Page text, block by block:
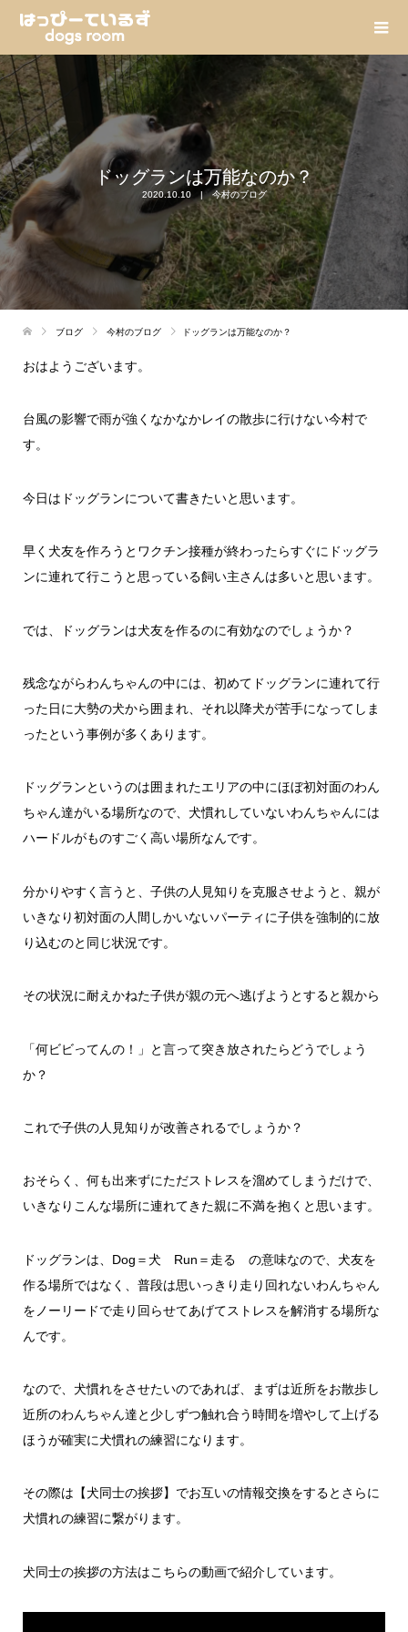
ドッグランは万能なのか？
2020.10.10 今村のブログ
ブログ 今村のブログ ドッグランは万能なのか？
おはようございます。
台風の影響で雨が強くなかなかレイの散歩に行けない今村で
す。
今日はドッグランについて書きたいと思います。
早く犬友を作ろうとワクチン接種が終わったらすぐにドッグラ
ンに連れて行こうと思っている飼い主さんは多いと思います。
では、ドッグランは犬友を作るのに有効なのでしょうか？
残念ながらわんちゃんの中には、初めてドッグランに連れて行
った日に大勢の犬から囲まれ、それ以降犬が苦手になってしま
ったという事例が多くあります。
ドッグランというのは囲まれたエリアの中にほぼ初対面のわん
ちゃん達がいる場所なので、犬慣れしていないわんちゃんには
ハードルがものすごく高い場所なんです。
分かりやすく言うと、子供の人見知りを克服させようと、親が
いきなり初対面の人間しかいないパーティに子供を強制的に放
り込むのと同じ状況です。
その状況に耐えかねた子供が親の元へ逃げようとすると親から
「何ビビってんの！」と言って突き放されたらどうでしょう
か？
これで子供の人見知りが改善されるでしょうか？
おそらく、何も出来ずにただストレスを溜めてしまうだけで、
いきなりこんな場所に連れてきた親に不満を抱くと思います。
ドッグランは、Dog＝犬 Run＝走る の意味なので、犬友を
作る場所ではなく、普段は思いっきり走り回れないわんちゃん
をノーリードで走り回らせてあげてストレスを解消する場所な
んです。
なので、犬慣れをさせたいのであれば、まずは近所をお散歩し
近所のわんちゃん達と少しずつ触れ合う時間を増やして上げる
ほうが確実に犬慣れの練習になります。
その際は【犬同士の挨拶】でお互いの情報交換をするとさらに
犬慣れの練習に繋がります。
犬同士の挨拶の方法はこちらの動画で紹介しています。